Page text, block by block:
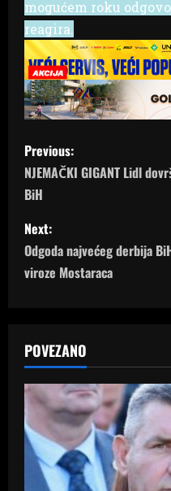
mogućem roku
reagira.
P
o
s
t
n
v
i
g
a
Previous:
NJEMAČKI GIGANT Lidl
BiH
Next:
Odgoda najvećeg derbija
viroze Mostaraca
POVEZANO